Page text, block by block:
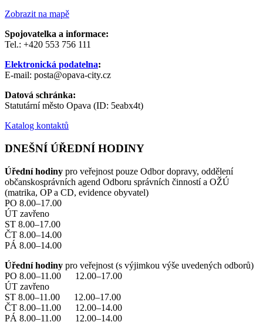
Zobrazit na mapě
Spojovatelka a informace:
Tel.: +420 553 756 111
Elektronická podatelna:
E-mail: posta@opava-city.cz
Datová schránka:
Statutární město Opava (ID: 5eabx4t)
Katalog kontaktů
DNEŠNÍ ÚŘEDNÍ HODINY
Úřední hodiny pro veřejnost pouze Odbor dopravy, oddělení
občanskosprávních agend Odboru správních činností a OŽÚ
(matrika, OP a CD, evidence obyvatel)
PO 8.00–17.00
ÚT zavřeno
ST 8.00–17.00
ČT 8.00–14.00
PÁ 8.00–14.00
Úřední hodiny pro veřejnost (s výjimkou výše uvedených odborů)
PO 8.00–11.00 12.00–17.00
ÚT zavřeno
ST 8.00–11.00 12.00–17.00
ČT 8.00–11.00 12.00–14.00
PÁ 8.00–11.00 12.00–14.00